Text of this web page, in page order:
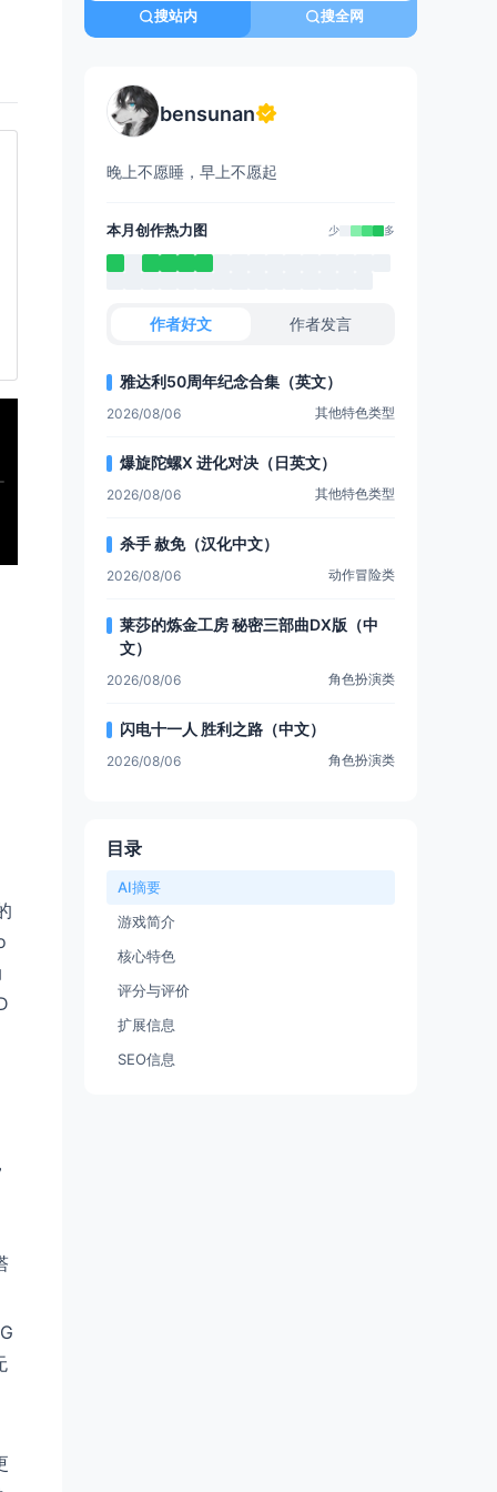
搜站内 搜全网
bensunan
晚上不愿睡，早上不愿起
本月创作热力图 少 多
作者好文 作者发言
雅达利50周年纪念合集（英文）
2026/08/06 其他特色类型
爆旋陀螺X 进化对决（日英文）
2026/08/06 其他特色类型
杀手 赦免（汉化中文）
2026/08/06 动作冒险类
莱莎的炼金工房 秘密三部曲DX版（中
文）
2026/08/06 角色扮演类
闪电十一人 胜利之路（中文）
2026/08/06 角色扮演类
目录
AI摘要
游戏简介
核心特色
评分与评价
扩展信息
SEO信息